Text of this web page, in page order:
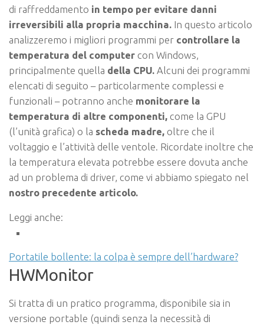
di raffreddamento in tempo per evitare danni
irreversibili alla propria macchina. In questo articolo
analizzeremo i migliori programmi per controllare la
temperatura del computer con Windows,
principalmente quella della CPU. Alcuni dei programmi
elencati di seguito – particolarmente complessi e
funzionali – potranno anche monitorare la
temperatura di altre componenti, come la GPU
(l’unità grafica) o la scheda madre, oltre che il
voltaggio e l’attività delle ventole. Ricordate inoltre che
la temperatura elevata potrebbe essere dovuta anche
ad un problema di driver, come vi abbiamo spiegato nel
nostro precedente articolo.
Leggi anche:
Portatile bollente: la colpa è sempre dell’hardware?
HWMonitor
Si tratta di un pratico programma, disponibile sia in
versione portable (quindi senza la necessità di